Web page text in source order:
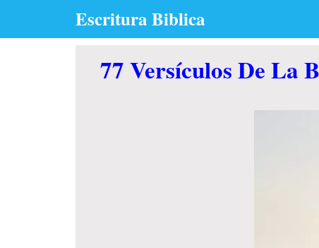
Escritura Biblica
77 Versículos De La